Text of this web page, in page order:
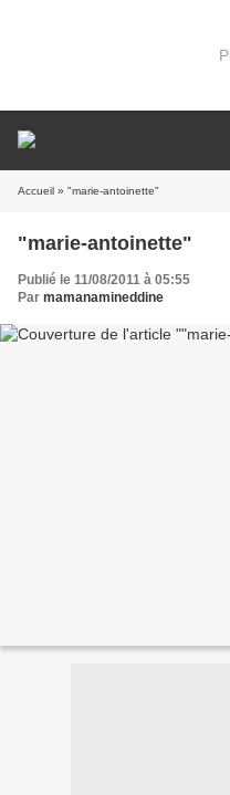
Accueil » "marie-antoinette"
"marie-antoinette"
Publié le 11/08/2011 à 05:55
Par mamanamineddine